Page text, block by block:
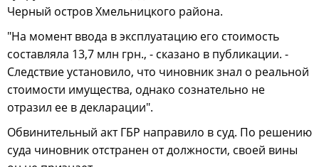
Черный остров Хмельницкого района.
"На момент ввода в эксплуатацию его стоимость
составляла 13,7 млн грн., - сказано в публикации. -
Следствие установило, что чиновник знал о реальной
стоимости имущества, однако сознательно не
отразил ее в декларации".
Обвинительный акт ГБР направило в суд. По решению
суда чиновник отстранен от должности, своей вины